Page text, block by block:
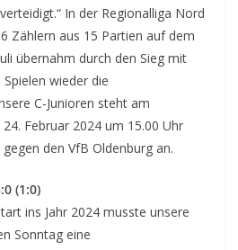
In der Regionalliga Nord
Zählern aus 15 Partien auf dem
übernahm durch den Sieg mit
wieder die
C-Junioren steht am
Februar 2024 um 15.00 Uhr
den VfB Oldenburg an.
(1:0)
ins Jahr 2024 musste unsere
Sonntag eine